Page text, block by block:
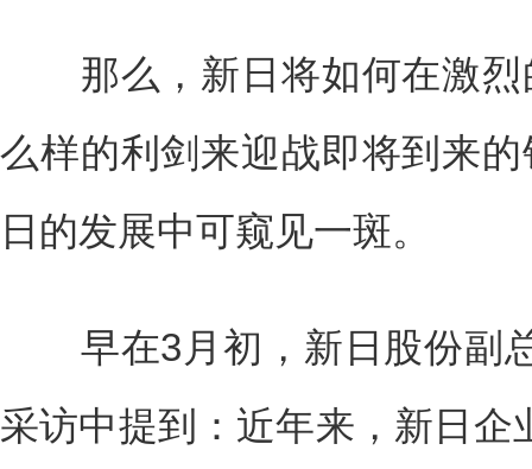
那么，新日将如何在激烈
么样的利剑来迎战即将到来
日的发展中可窥见一斑。
早在3月初，新日股份副
采访中提到：近年来，新日